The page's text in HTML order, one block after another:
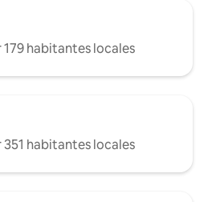
habitantes locales
habitantes locales